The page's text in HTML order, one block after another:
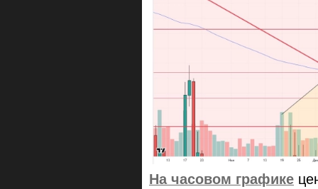
На часовом графике